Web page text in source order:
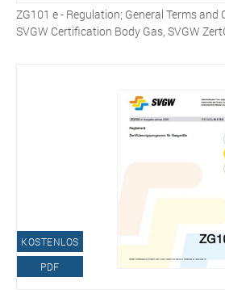
ZG101 e - Regulation; General Terms and
SVGW Certification Body Gas, SVGW
KOSTENLOS
PDF